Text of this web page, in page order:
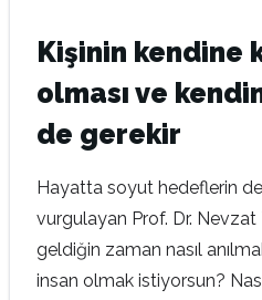
Kişinin kendine
olması ve
de gerekir
Hayatta soyut hedeflerin
vurgulayan Prof. Dr. Nevzat
geldiğin zaman nasıl
insan olmak istiyorsun?